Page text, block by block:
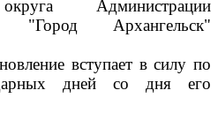
Администрации
"Город Архангельск"
вступает в силу по
дней со дня его